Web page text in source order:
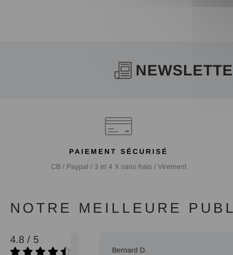
PAIEMENT SÉCURISÉ
CB / Paypal / 3 et 4 X sans frais / Virement
NOTRE MEILLEURE
4.8 / 5
16/07/2026 Bernard D.